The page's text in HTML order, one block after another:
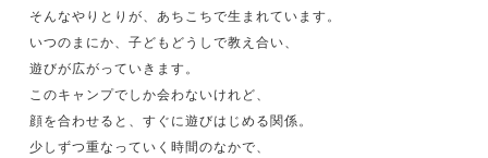
そんなやりとりが、あちこちで生まれています。
いつのまにか、子どもどうしで教え合い、
遊びが広がっていきます。
このキャンプでしか会わないけれど、
顔を合わせると、すぐに遊びはじめる関係。
少しずつ重なっていく時間のなかで、